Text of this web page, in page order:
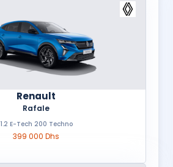
Renault
Rafale
1.2 E-Tech 200 Techno
399 000 Dhs